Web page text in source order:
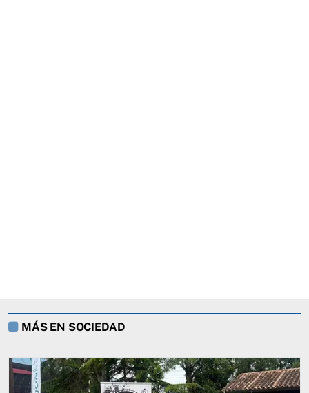
MÁS EN SOCIEDAD